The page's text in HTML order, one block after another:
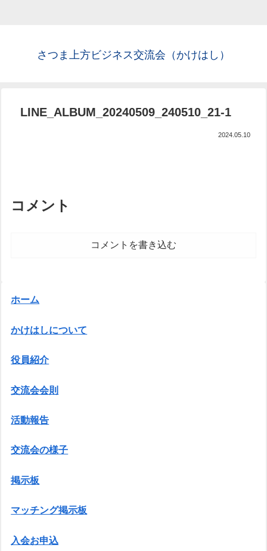
さつま上方ビジネス交流会（かけはし）
LINE_ALBUM_20240509_240510_21-1
2024.05.10
コメント
コメントを書き込む
ホーム
かけはしについて
役員紹介
交流会会則
活動報告
交流会の様子
掲示板
マッチング掲示板
入会お申込